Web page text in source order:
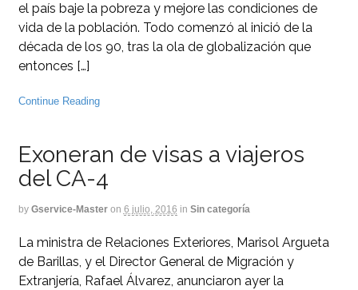
el país baje la pobreza y mejore las condiciones de
vida de la población. Todo comenzó al inició de la
década de los 90, tras la ola de globalización que
entonces […]
Continue Reading
Exoneran de visas a viajeros
del CA-4
by Gservice-Master on 6 julio, 2016 in Sin categoría
La ministra de Relaciones Exteriores, Marisol Argueta
de Barillas, y el Director General de Migración y
Extranjería, Rafael Álvarez, anunciaron ayer la